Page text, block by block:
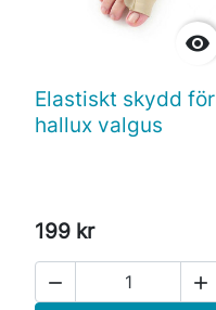

Elastiskt skydd för
hallux valgus
199 kr
 